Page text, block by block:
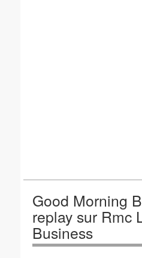
Good Morning
replay sur Rmc
Business